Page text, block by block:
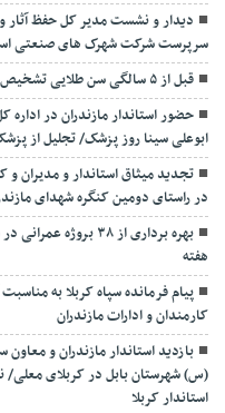
دیدار و نشست مدیر کل حفظ آثار
سرپرست شرکت شهرک های صنعتی
قبل از ۵ سالگی سن طلایی تشخیص و درمان تنبلی چشم
حضور استاندار مازندران در
ابوعلی سینا روز پزشک/ تجلیل از
تجدید میثاق استاندار و مدیران و
در راستای دومین کنگره شهدای
بهره برداری از ۳۸
هفته
پیام فرمانده سپاه کربلا به
کارمندان و ادارات مازندران
بازدید استاندار مازندران و
(س) شهرستان بابل در کربلای معلی/
استاندار کربلا